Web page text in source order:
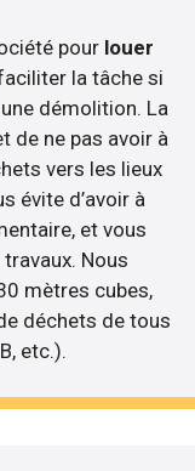
pour louer
la tâche si
démolition. La
de ne pas avoir à
vers les lieux
évite d’avoir à
et vous
Nous
mètres cubes,
déchets de tous
etc.).